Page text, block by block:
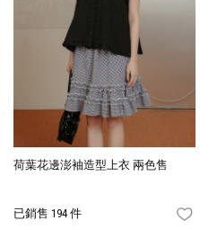
荷葉花邊澎袖造型上衣 兩色售
已銷售 194 件